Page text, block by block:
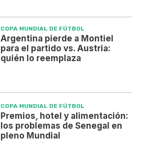
COPA MUNDIAL DE FÚTBOL
Argentina pierde a Montiel
para el partido vs. Austria:
quién lo reemplaza
COPA MUNDIAL DE FÚTBOL
Premios, hotel y alimentación:
los problemas de Senegal en
pleno Mundial